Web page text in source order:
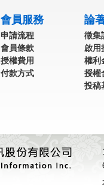
會員服務
申請流程
會員條款
授權費用
付款方式
論
徵集
啟用
權利
授權
投稿